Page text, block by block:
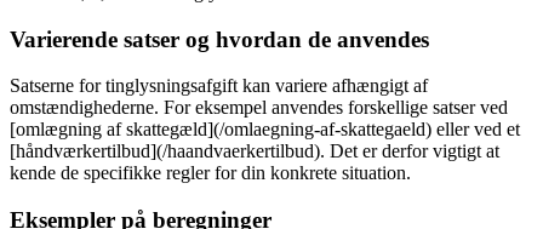
Varierende satser og hvordan de anvendes
Satserne for tinglysningsafgift kan variere afhængigt af
omstændighederne. For eksempel anvendes forskellige satser ved
[omlægning af skattegæld](/omlaegning-af-skattegaeld) eller ved et
[håndværkertilbud](/haandvaerkertilbud). Det er derfor vigtigt at
kende de specifikke regler for din konkrete situation.
Eksempler på beregninger